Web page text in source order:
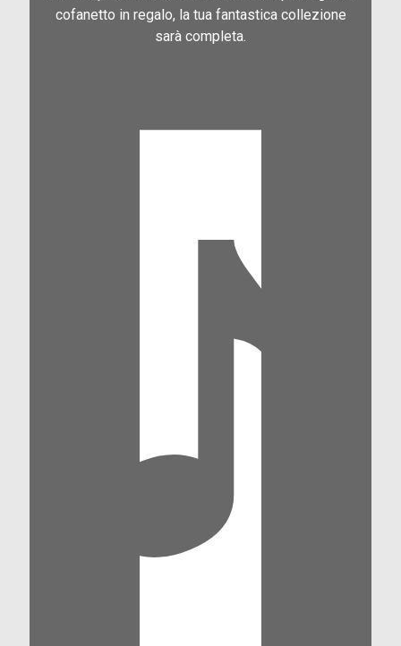
cofanetto in regalo, la tua fantastica collezione
sarà completa.